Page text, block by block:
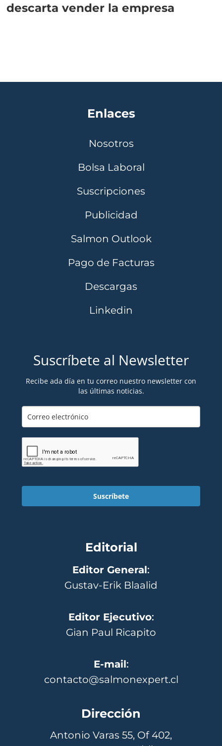
descarta vender la empresa
Enlaces
Nosotros
Bolsa Laboral
Suscripciones
Publicidad
Salmon Outlook
Pago de Facturas
Descargas
Linkedin
Suscríbete al Newsletter
Recibe ada día en tu correo nuestro newsletter con
las últimas noticias.
Suscríbete
Editorial
Editor General:
Gustav-Erik Blaalid
Editor Ejecutivo:
Gian Paul Ricapito
E-mail:
contacto@salmonexpert.cl
Dirección
Antonio Varas 55, Of 402,